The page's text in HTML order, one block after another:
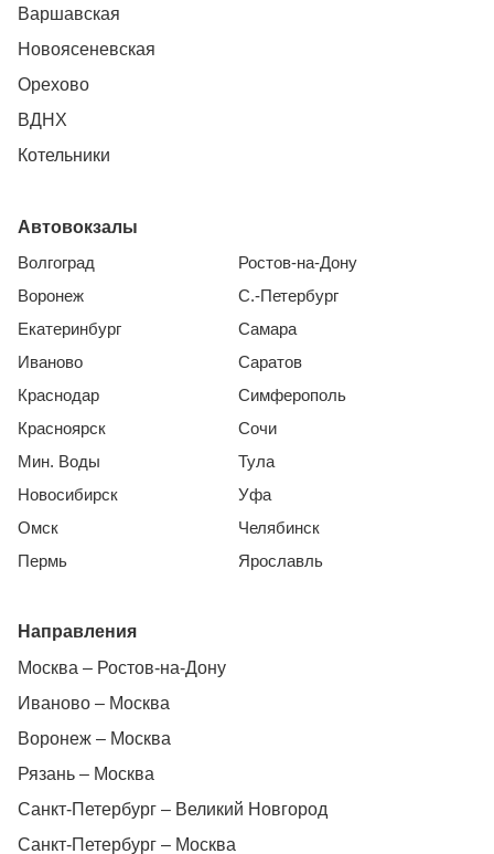
Варшавская
Новоясеневская
Орехово
ВДНХ
Котельники
Автовокзалы
Волгоград
Воронеж
Екатеринбург
Иваново
Краснодар
Красноярск
Мин. Воды
Новосибирск
Омск
Пермь
Ростов-на-Дону
С.-Петербург
Самара
Саратов
Симферополь
Сочи
Тула
Уфа
Челябинск
Ярославль
Направления
Москва – Ростов-на-Дону
Иваново – Москва
Воронеж – Москва
Рязань – Москва
Санкт-Петербург – Великий Новгород
Санкт-Петербург – Москва